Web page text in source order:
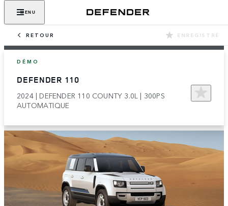
MENU
RETOUR ENREGISTRÉ
DÉMO
DEFENDER 110
2024 | DEFENDER 110 COUNTY 3.0L | 300PS
AUTOMATIQUE